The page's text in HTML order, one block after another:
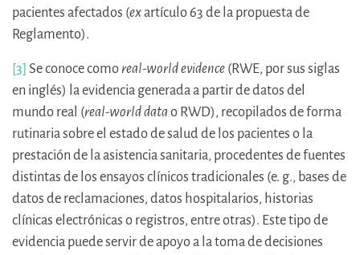
pacientes afectados (exartículo 63 de la propuesta de
Reglamento).
[3] Se conoce como real-world evidence (RWE, por sus siglas
en inglés) la evidencia generada a partir de datos del
mundo real (real-world data o RWD), recopilados de forma
rutinaria sobre el estado de salud de los pacientes o la
prestación de la asistencia sanitaria, procedentes de fuentes
distintas de los ensayos clínicos tradicionales (e. g., bases de
datos de reclamaciones, datos hospitalarios, historias
clínicas electrónicas o registros, entre otras). Este tipo de
evidencia puede servir de apoyo a la toma de decisiones